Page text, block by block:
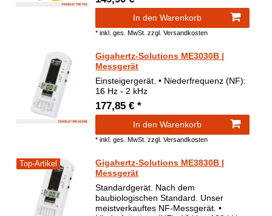
In den Warenkorb
*inkl. ges. MwSt. zzgl.Versandkosten
Gigahertz-Solutions ME3030B |
Messgerät
Einsteigergerät. • Niederfrequenz (NF):
16 Hz - 2 kHz
177,85 € *
In den Warenkorb
*inkl. ges. MwSt. zzgl.Versandkosten
Top-Artikel
Gigahertz-Solutions ME3830B |
Messgerät
Standardgerät. Nach dem
baubiologischen Standard. Unser
meistverkauftes NF-Messgerät. •